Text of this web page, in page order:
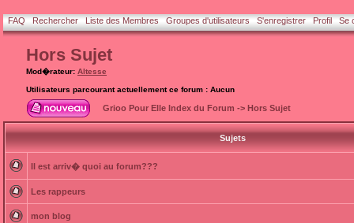
FAQ Rechercher Liste des Membres Groupes d'utilisateurs S'enregistrer Profil Se
Hors Sujet
Mod�rateur: Altesse
Utilisateurs parcourant actuellement ce forum : Aucun
Grioo Pour Elle Index du Forum -> Hors Sujet
Sujets
Il est arriv� quoi au forum???
Les rappeurs
mon blog